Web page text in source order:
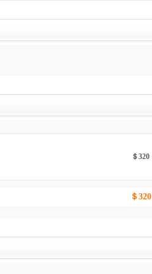
＄320
＄320